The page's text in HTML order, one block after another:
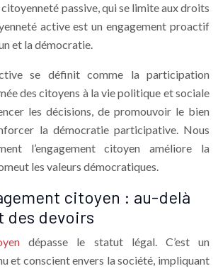
passive, qui se limite aux droits
active est un engagement proactif
et la démocratie.
se définit comme la participation
des citoyens à la vie politique et sociale
les décisions, de promouvoir le bien
la démocratie participative. Nous
l’engagement citoyen améliore la
les valeurs démocratiques.
citoyen : au-delà
des devoirs
dépasse le statut légal. C’est un
et conscient envers la société, impliquant